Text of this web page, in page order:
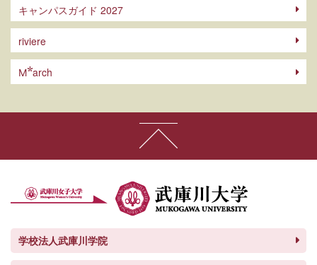
キャンパスガイド 2027
riviere
M arch
学校法人武庫川学院